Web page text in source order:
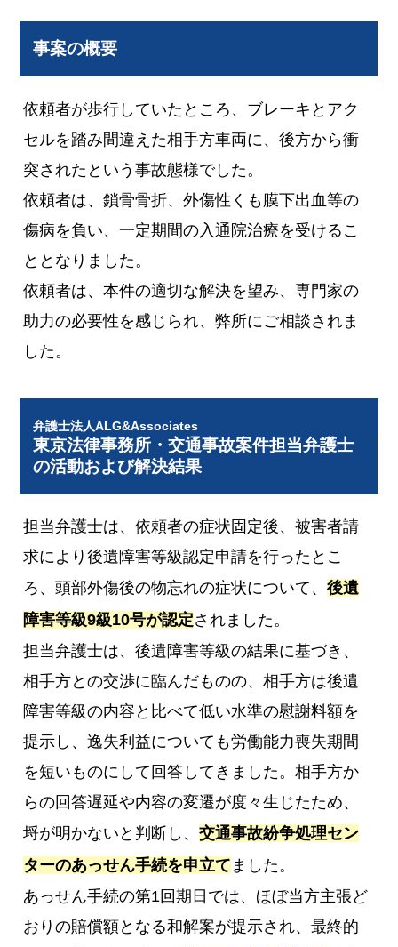
事案の概要
依頼者が歩行していたところ、ブレーキとアク
セルを踏み間違えた相手方車両に、後方から衝
突されたという事故態様でした。
依頼者は、鎖骨骨折、外傷性くも膜下出血等の
傷病を負い、一定期間の入通院治療を受けるこ
ととなりました。
依頼者は、本件の適切な解決を望み、専門家の
助力の必要性を感じられ、弊所にご相談されま
した。
弁護士法人ALG&Associates
東京法律事務所・交通事故案件担当弁護士
の活動および解決結果
担当弁護士は、依頼者の症状固定後、被害者請
求により後遺障害等級認定申請を行ったとこ
ろ、頭部外傷後の物忘れの症状について、後遺
障害等級9級10号が認定されました。
担当弁護士は、後遺障害等級の結果に基づき、
相手方との交渉に臨んだものの、相手方は後遺
障害等級の内容と比べて低い水準の慰謝料額を
提示し、逸失利益についても労働能力喪失期間
を短いものにして回答してきました。相手方か
らの回答遅延や内容の変遷が度々生じたため、
埒が明かないと判断し、交通事故紛争処理セン
ターのあっせん手続を申立て ました。
あっせん手続の第1回期日では、ほぼ当方主張ど
おりの賠償額となる和解案が提示され、最終的